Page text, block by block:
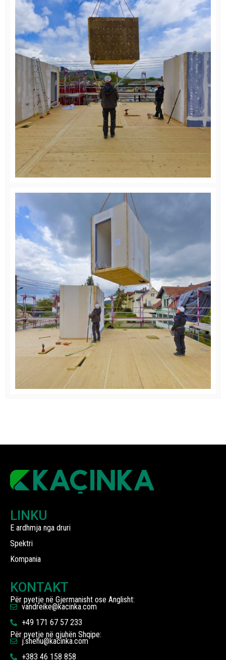
LINKU
E ardhmja nga druri
Spektri
Kompania
KONTAKT
Për pyetje në Gjermanisht ose Anglisht:
vandreike@kacinka.com
+49 171 67 57 233
Për pyetje në gjuhën Shqipe:
j.shehu@kacinka.com
+383 46 158 858